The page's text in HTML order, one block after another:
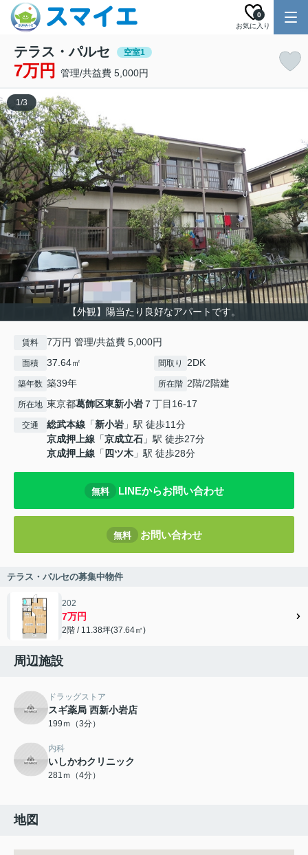
お気に入り
0
テラス・パルセ 空室1
7万円 管理/共益費 5,000円
【外観】陽当たり良好なアパートです。
1/3
賃料 7万円 管理/共益費 5,000円
面積 37.64㎡ 間取り 2DK
築年数 築39年 所在階 2階/2階建
所在地 東京都葛飾区東新小岩 ７丁目16-17
交通 総武本線 「新小岩 」駅 徒歩11分
京成押上線 「京成立石 」駅 徒歩27分
京成押上線 「 四ツ木 」駅 徒歩28分
無料 LINEからお問い合わせ
無料 お問い合わせ
テラス・パルセの募集中物件
202
7万円
2階 / 11.38坪(37.64㎡)
周辺施設
ドラッグストア
スギ薬局 西新小岩店
199ｍ（3分）
内科
いしかわクリニック
281ｍ（4分）
地図